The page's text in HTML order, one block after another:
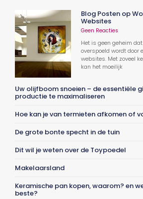
Blog Posten op
Websites
Geen Reacties
Het is geen geheim
overspoeld wordt door
websites. Met zoveel
kan het moeilijk
Uw olijfboom snoeien – de essentiële
productie te maximaliseren
Hoe kan je van termieten afkomen of
De grote bonte specht in de tuin
Dit wil je weten over de Toypoedel
Makelaarsland
Keramische pan kopen, waarom? en
beste?